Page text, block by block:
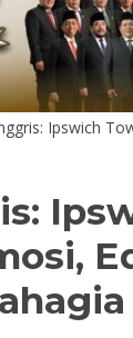
Ipswich